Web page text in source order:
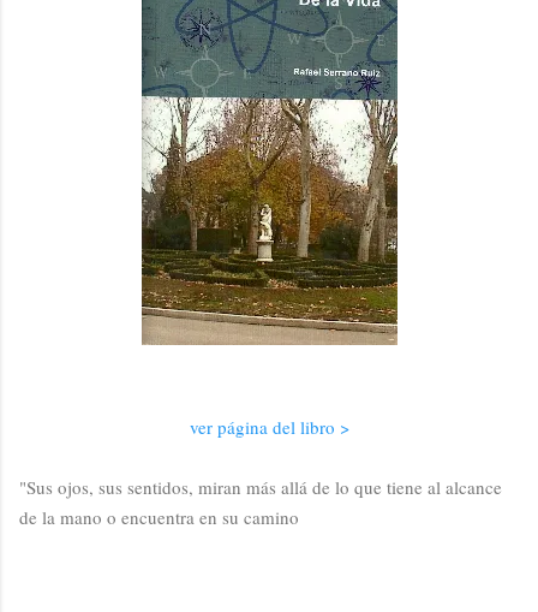
ver página del libro >
"Sus ojos, sus sentidos, miran más allá de lo que tiene al alcance
de la mano o encuentra en su camino